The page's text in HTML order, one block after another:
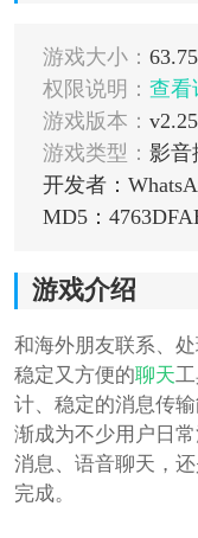
游戏大小：
权限说明： 查看
游戏版本：
游戏类型： 影音
开发者：
游戏介绍
和海外朋友联系、
稳定又方便的聊天
计、稳定的消息传
渐成为不少用户日
消息、语音聊天，
完成。